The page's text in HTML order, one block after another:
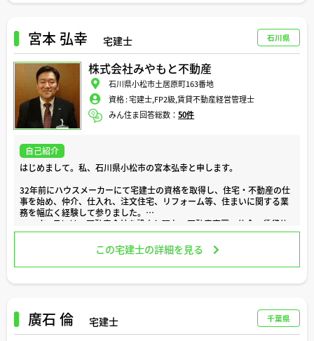
・自分にはどんなタイプの物件が向いてるんだろう？
・隣や上階の騒音の苦情は誰に言えばいい？
・誤って物件の設備を壊してしまった・・・etc
当方ではそんな方々のために、自身の体験談などを交えちょっとしたア
ドバイスが出来ればと思います。
気になることがありましたら、お気軽にご相談いただけたら幸いです。
どうぞよろしくお願いいたします。
宮本 弘幸 宅建士 石川県
株式会社みやもと不動産
石川県小松市土居原町163番地
資格 :宅建士,FP2級,賃貸不動産経営管理士
みん住ま回答総数：50件
自己紹介
はじめまして。私、石川県小松市の宮本弘幸と申します。
32年前にハウスメーカーにて宅建士の資格を取得し、住宅・不動産の仕
事を始め、仲介、仕入れ、注文住宅、リフォーム等、住まいに関する業
務を幅広く経験して参りました。
2016年3月には、不動産会社を設立し現在、不動産売買・仲介・賃貸仲
介・管理などより幅広い仕事を手がけております。
地域の中核である駅前の立地から、投資、開発の相談から不動産活用ま
で広くお客様との窓口として責任を持って不動産の仕事に邁進していま
す。
どうぞよろしくお願い致します。
この宅建士の詳細を見る
廣石 倫 宅建士 千葉県